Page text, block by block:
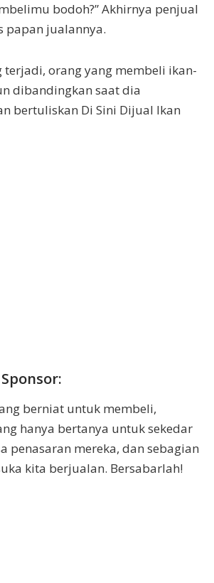
bodoh?” Akhirnya penjual
papan jualannya.
terjadi, orang yang membeli ikan-
dibandingkan saat dia
bertuliskan Di Sini Dijual Ikan
berniat untuk membeli,
hanya bertanya untuk sekedar
penasaran mereka, dan sebagian
kita berjualan. Bersabarlah!